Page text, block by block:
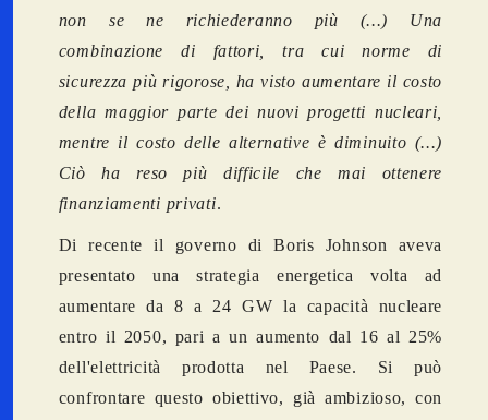
non se ne richiederanno più (...) Una
combinazione di fattori, tra cui norme di
sicurezza più rigorose, ha visto aumentare il costo
della maggior parte dei nuovi progetti nucleari,
mentre il costo delle alternative è diminuito (...)
Ciò ha reso più difficile che mai ottenere
finanziamenti privati.
Di recente il governo di Boris Johnson aveva
presentato una strategia energetica volta ad
aumentare da 8 a 24 GW la capacità nucleare
entro il 2050, pari a un aumento dal 16 al 25%
dell'elettricità prodotta nel Paese. Si può
confrontare questo obiettivo, già ambizioso, con